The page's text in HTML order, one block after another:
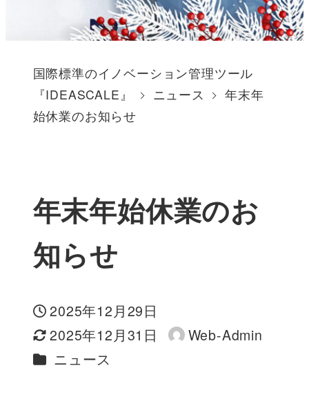
国際標準のイノベーション管理ツール
『IDEASCALE』
ニュース
年末年
始休業のお知らせ
年末年始休業のお
知らせ
投稿日
2025年12月29日
更新日
2025年12月31日
著
Web-Admin
カテゴリー
ニュース